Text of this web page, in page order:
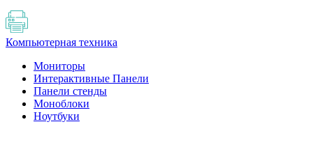
Компьютерная техника
Мониторы
Интерактивные Панели
Панели стенды
Моноблоки
Ноутбуки